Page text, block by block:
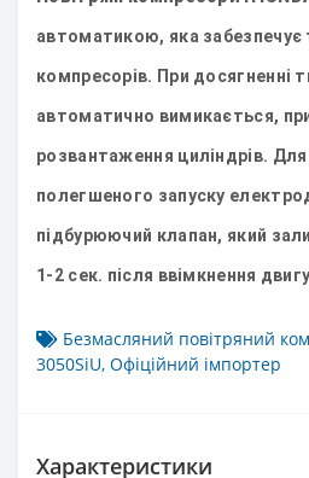
автоматикою, яка забезпечує
компресорів. При досягненні
автоматично вимикається,
розвантаження циліндрів.
полегшеного запуску
підбурюючий клапан, який
1-2 сек. після ввімкнення
Безмасляний повітряний
3050SiU, Офіційний імпортер
Характеристики